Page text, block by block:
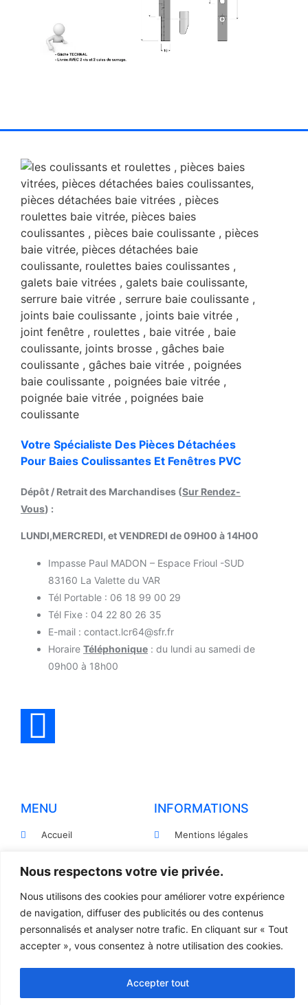
Nous respectons votre vie privée.
Nous utilisons des cookies pour améliorer votre expérience
de navigation, diffuser des publicités ou des contenus
personnalisés et analyser notre trafic. En cliquant sur « Tout
accepter », vous consentez à notre utilisation des cookies.
Accepter tout
Votre Spécialiste Des Pièces Détachées
Pour Baies Coulissantes Et Fenêtres PVC
Dépôt / Retrait des Marchandises (Sur Rendez-
Vous) :
LUNDI,MERCREDI, et VENDREDI de 09H00 à 14H00
Impasse Paul MADON – Espace Frioul -SUD
83160 La Valette du VAR
Tél Portable : 06 18 99 00 29
Tél Fixe : 04 22 80 26 35
E-mail : contact.lcr64@sfr.fr
Horaire Téléphonique : du lundi au samedi de
09h00 à 18h00
MENU
Accueil
Pièces détachées
Devis
Contact
INFORMATIONS
Mentions légales
confidentialité
Conditions générales de
Règlement et Expédition
© 2023 TOUS DROITS RÉSERVÉS - LCR
Création site internet par l’agence WebJsemproduction